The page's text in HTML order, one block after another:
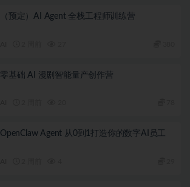
（预定）AI Agent 全栈工程师训练营
零基础 AI 漫剧智能量产创作营
OpenClaw Agent 从0到1打造你的数字AI员工